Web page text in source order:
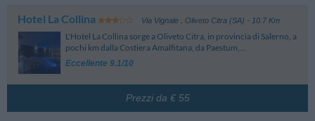
Hotel La Collina Via Vignale Oliveto Citra (SA) - 10.7 Km
L'Hotel La Collina sorge a Oliveto Citra, in provincia di Salerno, a
pochi km dalla Costiera Amalfitana, da Paestum,...
Eccellente 9.1/10
Prezzi da € 55